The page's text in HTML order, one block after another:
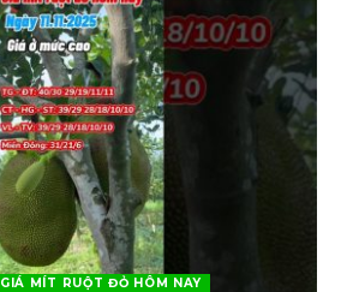
GIÁ MÍT RUỘT ĐỎ HÔM NAY